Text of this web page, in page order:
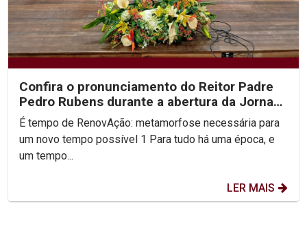
Confira o pronunciamento do Reitor Padre
Pedro Rubens durante a abertura da Jornada
Unicap...
É tempo de RenovAção: metamorfose necessária para
um novo tempo possível 1 Para tudo há uma época, e
um tempo...
LER MAIS